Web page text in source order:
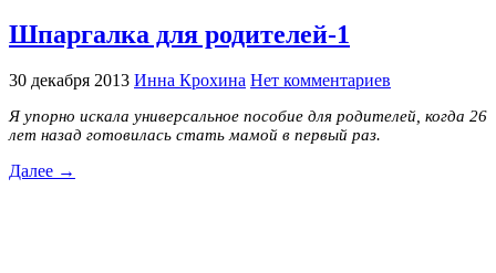
Шпаргалка для родителей-1
30 декабря 2013 Инна Крохина Нет комментариев
Я упорно искала универсальное пособие для родителей, когда 26
лет назад готовилась стать мамой в первый раз.
Далее →